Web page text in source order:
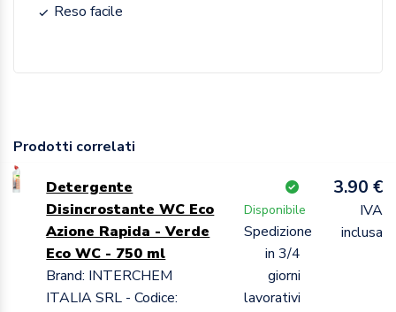
Reso facile
Prodotti correlati
Detergente
Disincrostante WC Eco
Azione Rapida - Verde
Eco WC - 750 ml
Brand: INTERCHEM
ITALIA SRL - Codice:
Disponibile
Spedizione
in 3/4
giorni
lavorativi
3.90 €
IVA
inclusa